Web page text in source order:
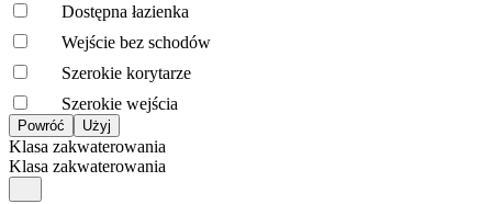
Dostępna łazienka
Wejście bez schodów
Szerokie korytarze
Szerokie wejścia
Klasa zakwaterowania
Klasa zakwaterowania